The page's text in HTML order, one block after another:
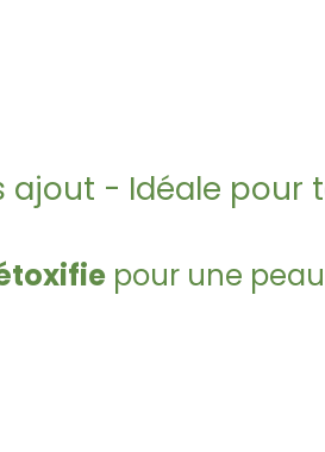
- Idéale pour
pour une peau